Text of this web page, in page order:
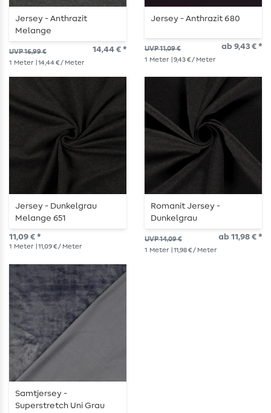
Jersey - Anthrazit
Melange
UVP 16,99 € 14,44 € *
1 Meter | 14,44 € / Meter
Jersey - Anthrazit 680
UVP 11,09 € ab 9,43 € *
1 Meter | 9,43 € / Meter
Jersey - Dunkelgrau
Melange 651
11,09 € *
1 Meter | 11,09 € / Meter
Romanit Jersey -
Dunkelgrau
UVP 14,09 € ab 11,98 € *
1 Meter | 11,98 € / Meter
Samtjersey -
Superstretch Uni Grau